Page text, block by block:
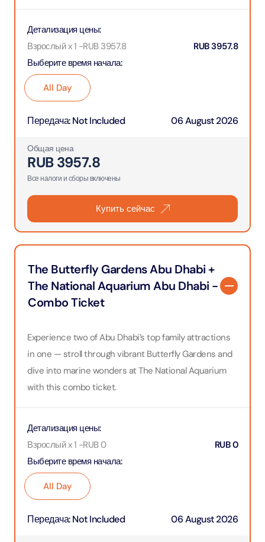
Выберите время начала:
All Day
Детализация цены:
Взрослый x 1 -RUB 3957.8 RUB3957.8
Передача:Not Included 06 August 2026
Общая цена
RUB3957.8
Все налоги и сборы включены
Купить сейчас
The Butterfly Gardens Abu Dhabi +
The National Aquarium Abu Dhabi -
Combo Ticket
Experience two of Abu Dhabi’s top family attractions
in one — stroll through vibrant Butterfly Gardens and
dive into marine wonders at The National Aquarium
with this combo ticket.
Выберите время начала:
All Day
Детализация цены:
Взрослый x 1 -RUB0 RUB0
Передача:Not Included 06 August 2026